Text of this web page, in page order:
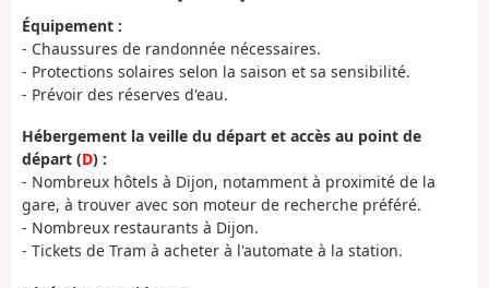
Équipement :
- Chaussures de randonnée nécessaires.
- Protections solaires selon la saison et sa sensibilité.
- Prévoir des réserves d'eau.
Hébergement la veille du départ et accès au point de
départ (D) :
- Nombreux hôtels à Dijon, notamment à proximité de la
gare, à trouver avec son moteur de recherche préféré.
- Nombreux restaurants à Dijon.
- Tickets de Tram à acheter à l'automate à la station.